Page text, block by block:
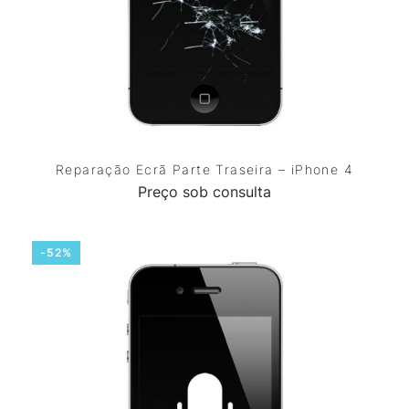
Reparação Ecrã Parte Traseira – iPhone 4
Preço sob consulta
-52%